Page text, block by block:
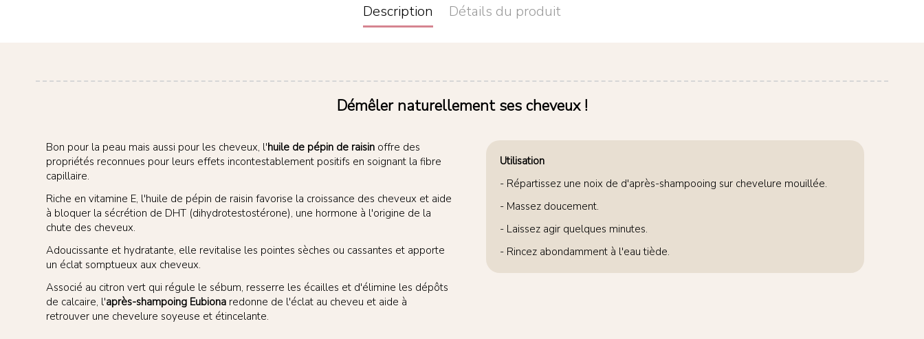
Description Détails du produit
Démêler naturellement ses cheveux !
Bon pour la peau mais aussi pour les cheveux, l'huile de pépin de raisin offre des
propriétés reconnues pour leurs effets incontestablement positifs en soignant la fibre
capillaire.
Riche en vitamine E, l'huile de pépin de raisin favorise la croissance des cheveux et aide
à bloquer la sécrétion de DHT (dihydrotestostérone), une hormone à l'origine de la
chute des cheveux.
Adoucissante et hydratante, elle revitalise les pointes sèches ou cassantes et apporte
un éclat somptueux aux cheveux.
Associé au citron vert qui régule le sébum, resserre les écailles et d'élimine les dépôts
de calcaire, l'après-shampoing Eubiona redonne de l'éclat au cheveu et aide à
retrouver une chevelure soyeuse et étincelante.
Utilisation
- Répartissez une noix de d'après-shampooing sur chevelure mouillée.
- Massez doucement.
- Laissez agir quelques minutes.
- Rincez abondamment à l'eau tiède.